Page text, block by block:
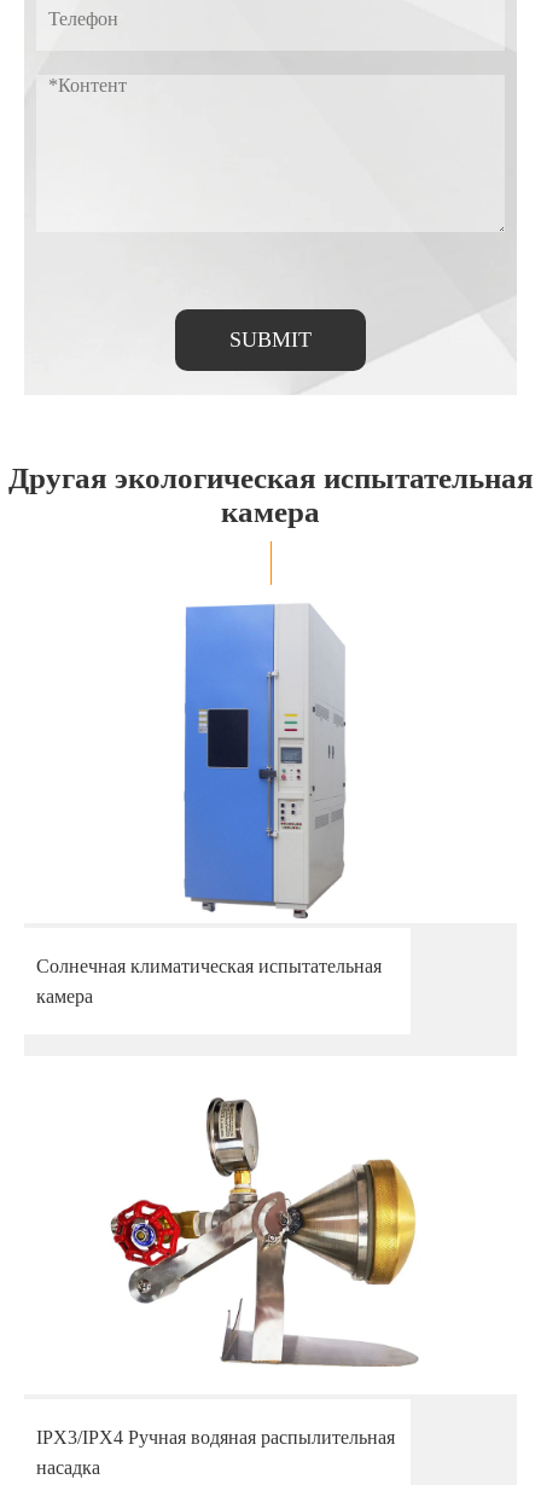
SUBMIT
Другая экологическая испытательная
камера
Солнечная климатическая испытательная
камера
IPX3/IPX4 Ручная водяная распылительная
насадка